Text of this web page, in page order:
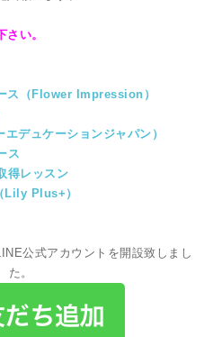
さい。
ス（Flower Impression）
デュケーションジャパン）
ス
得レッスン
Plus+）
公式アカウントを開設致しまし
た。